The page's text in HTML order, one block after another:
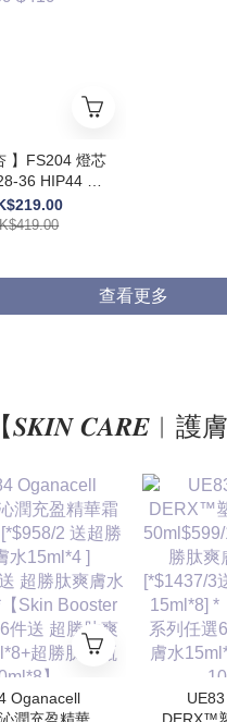
】FS204 燈芯
36 HIP44 長
$419
查看更多
【𝑺𝑲𝑰𝑵 𝑪𝑨𝑹𝑬︱護膚
Oganacell
潤充盈精華霜
DERX™